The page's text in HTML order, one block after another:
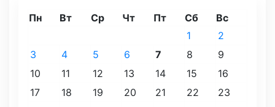
Пн Вт Ср Чт Пт Сб Вс
1
2
3
4 5 6 7 8
9
10
11 12 13 14 15
16
17
18 19 20 21 22
23